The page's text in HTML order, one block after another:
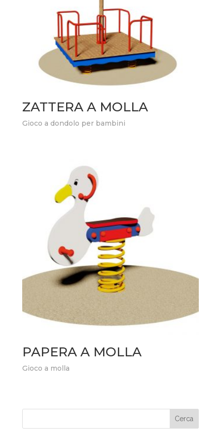
ZATTERA A MOLLA
Gioco a dondolo per bambini
PAPERA A MOLLA
Gioco a molla